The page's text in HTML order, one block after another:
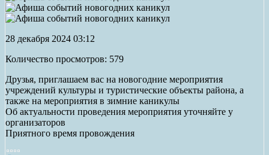
28 декабря 2024 03:12
Количество просмотров: 579
Друзья, приглашаем вас на новогодние мероприятия
учреждений культуры и туристические объекты района, а
также на мероприятия в зимние каникулы
Об актуальности проведения мероприятия уточняйте у
организаторов
Приятного время провождения